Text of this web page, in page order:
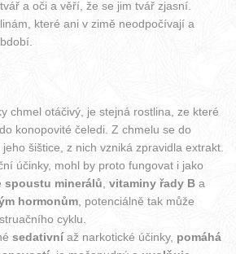
a oči a věří, že se jim tvář zjasní.
které ani v zimě neodpočívají a
chmel otáčivý, je stejná rostlina, ze které
konopovité čeledi. Z chmelu se do
šištice, z nich vzniká zpravidla extrakt.
účinky, mohl by proto fungovat i jako
spoustu minerálů ,vitaminy řady B a
hormonům , potenciálně tak může
cyklu.
sedativní až narkotické účinky, pomáhá